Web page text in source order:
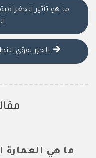
ما هو تأثير
الجزر يقوّي